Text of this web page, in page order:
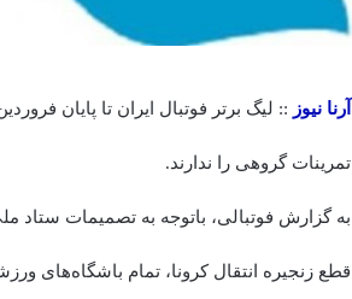
آرنا نیوز :: لیگ برتر فوتبال ایران تا پایان
تمرینات گروهی را ندارند.
به گزارش فوتبالی، باتوجه به تصمیمات ستاد
قطع زنجیره انتقال کرونا، تمام باشگاه‌های